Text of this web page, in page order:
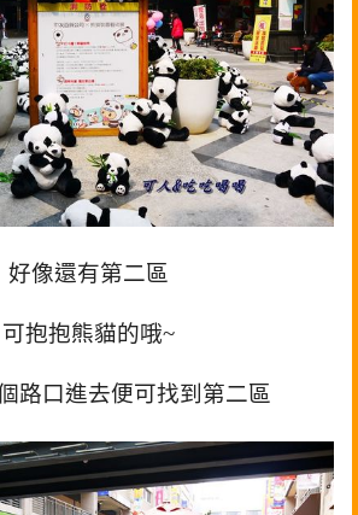
好像還有第二區
可抱抱熊貓的哦~
路口進去便可找到第二區